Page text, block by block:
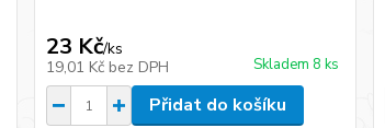
23 Kč/ks
19,01 Kč bez DPH Skladem 8 ks
Přidat do košíku